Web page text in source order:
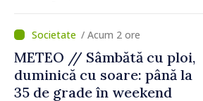
/ Acum 2 ore
METEO // Sâmbătă cu ploi,
duminică cu soare: până la
35 de grade în weekend